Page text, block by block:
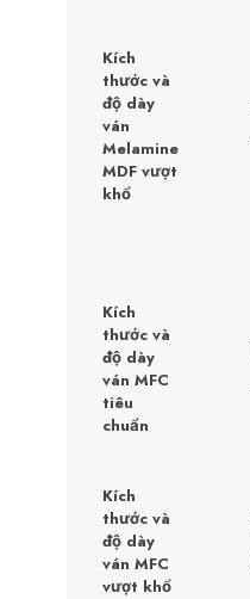
Kích
thước và
độ dày
ván
Melamine
MDF vượt
khổ
Kích
thước và
độ dày
ván MFC
tiêu
chuẩn
Kích
thước và
độ dày
ván MFC
vượt khổ